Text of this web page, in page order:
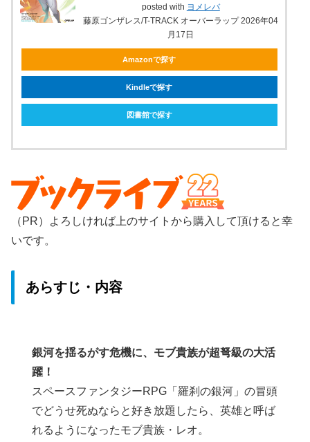
posted with ヨメレバ
藤原ゴンザレス/T-TRACK オーバーラップ 2026年04
月17日
Amazonで探す
Kindleで探す
図書館で探す
（PR）よろしければ上のサイトから購入して頂けると幸
いです。
あらすじ・内容
銀河を揺るがす危機に、モブ貴族が超弩級の大活
躍！
スペースファンタジーRPG「羅刹の銀河」の冒頭
でどうせ死ぬならと好き放題したら、英雄と呼ば
れるようになったモブ貴族・レオ。